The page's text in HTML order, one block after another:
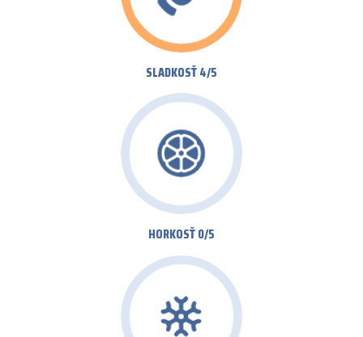
SLADKOSŤ 4/5
HORKOSŤ 0/5